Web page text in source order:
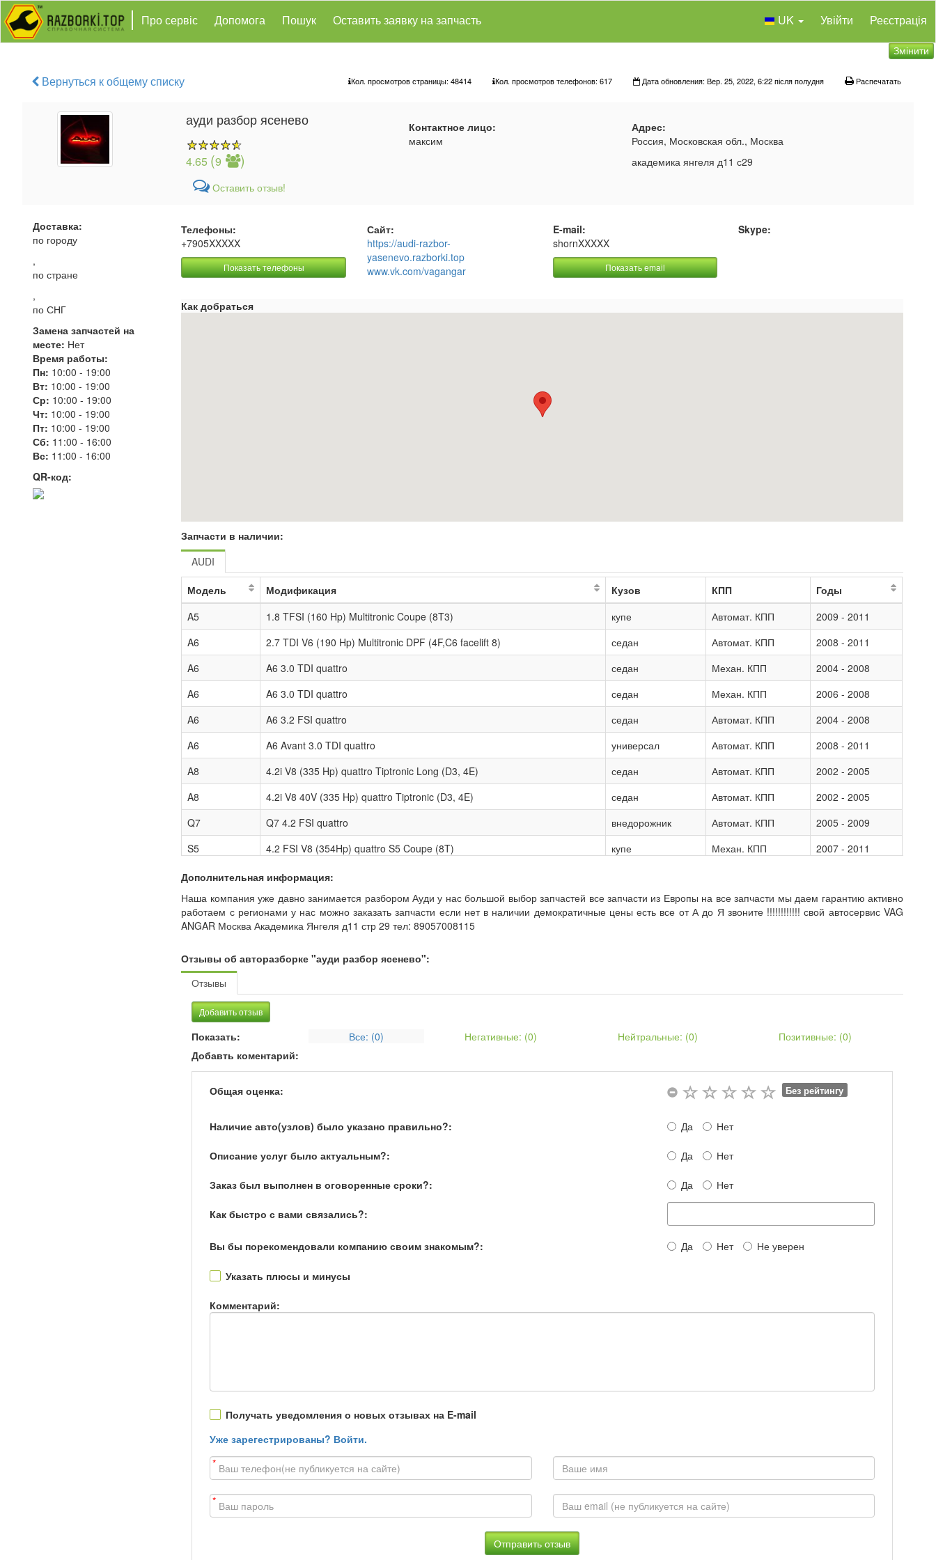
Про сервіс Допомога Пошук Оставить заявку на запчасть UK Увійти Реєстрація
Змінити
Вернуться к общему списку Кол. просмотров страницы: 48414 Кол. просмотров телефонов: 617 Дата обновления: Вер. 25, 2022, 6:22 після полудня Распечатать
ауди разбор ясенево
4.65 (9 )
Оставить отзыв!
Контактное лицо:
максим
Адрес:
Россия, Московская обл., Москва
академика янгеля д11 с29
Доставка:
по городу
,
по стране
,
по СНГ
Замена запчастей на
месте: Нет
Время работы:
Пн: 10:00 - 19:00
Вт: 10:00 - 19:00
Ср: 10:00 - 19:00
Чт: 10:00 - 19:00
Пт: 10:00 - 19:00
Сб: 11:00 - 16:00
Вс: 11:00 - 16:00
QR-код:
Телефоны:
+7905XXXXX
Показать телефоны
Сайт:
https://audi-razbor-
yasenevo.razborki.top
www.vk.com/vagangar
E-mail:
shornXXXXX
Показать email
Skype:
Как добраться
Запчасти в наличии:
AUDI
Модель Модификация Кузов КПП
Годы
A5
1.8 TFSI (160 Hp) Multitronic Coupe (8T3) купе Автомат. КПП
2009 - 2011
A6
2.7 TDI V6 (190 Hp) Multitronic DPF (4F,C6 facelift 8) седан Автомат. КПП
2008 - 2011
A6
A6 3.0 TDI quattro седан Механ. КПП
2004 - 2008
A6
A6 3.0 TDI quattro седан Механ. КПП
2006 - 2008
A6
A6 3.2 FSI quattro седан Автомат. КПП
2004 - 2008
A6
A6 Avant 3.0 TDI quattro универсал Автомат. КПП
2008 - 2011
A8
4.2i V8 (335 Hp) quattro Tiptronic Long (D3, 4E) седан Автомат. КПП
2002 - 2005
A8
4.2i V8 40V (335 Hp) quattro Tiptronic (D3, 4E) седан Автомат. КПП
2002 - 2005
Q7
Q7 4.2 FSI quattro внедорожник Автомат. КПП
2005 - 2009
S5
4.2 FSI V8 (354Hp) quattro S5 Coupe (8T) купе Механ. КПП 2007 - 2011
Дополнительная информация:
Наша компания уже давно занимается разбором Ауди у нас большой выбор запчастей все запчасти из Европы на все запчасти мы даем гарантию активно
работаем с регионами у нас можно заказать запчасти если нет в наличии демократичные цены есть все от А до Я звоните !!!!!!!!!!!! свой автосервис VAG
ANGAR Москва Академика Янгеля д11 стр 29 тел: 89057008115
Отзывы об авторазборке "ауди разбор ясенево":
Отзывы
Добавить отзыв
Показать: Все: (0) Негативные: (0) Нейтральные: (0) Позитивные: (0)
Добавть коментарий:
Общая оценка: Без рейтингу
Наличие авто(узлов) было указано правильно?: Да Нет
Описание услуг было актуальным?: Да Нет
Заказ был выполнен в оговоренные сроки?: Да Нет
Как быстро с вами связались?:
Вы бы порекомендовали компанию своим знакомым?: Да Нет Не уверен
Указать плюсы и минусы
Комментарий:
Получать уведомления о новых отзывах на E-mail
Уже зарегестрированы? Войти.
*
*